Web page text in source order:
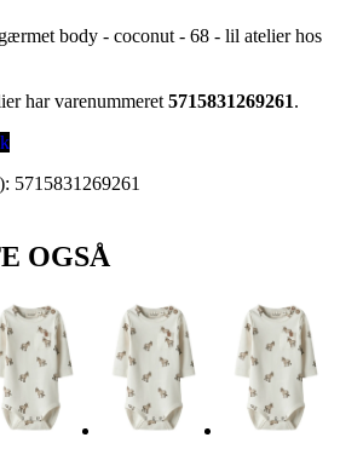
body - coconut - 68 - lil atelier hos
har varenummeret 5715831269261.
5715831269261
OGSÅ